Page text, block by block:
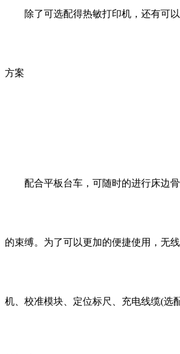
除了可选配得热敏打印机，还有可以
方案
配合平板台车，可随时的进行床边骨
的束缚。为了可以更加的便捷使用，无
机、校准模块、定位标尺、充电线缆(选